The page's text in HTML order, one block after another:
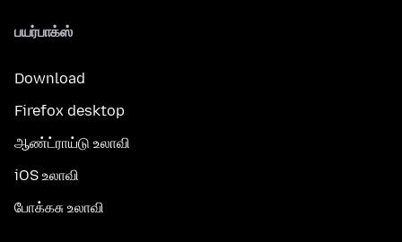
பயர்பாக்ஸ்
Download
Firefox desktop
ஆண்ட்ராய்டு உலாவி
iOS உலாவி
போக்கசு உலாவி